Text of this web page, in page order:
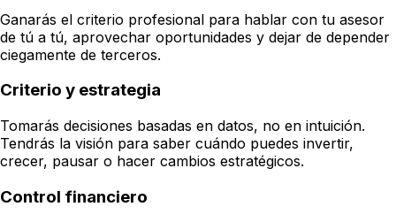
Ganarás el criterio profesional para hablar con tu asesor
de tú a tú, aprovechar oportunidades y dejar de depender
ciegamente de terceros.
Criterio y estrategia
Tomarás decisiones basadas en datos, no en intuición.
Tendrás la visión para saber cuándo puedes invertir,
crecer, pausar o hacer cambios estratégicos.
Control financiero